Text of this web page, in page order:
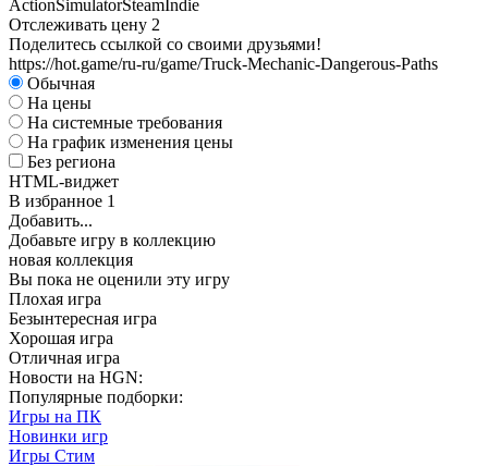
ActionSimulatorSteam Indie
Отслеживать цену 2
Поделитесь ссылкой со своими друзьями!
https://hot.game/ru-ru/game/Truck-Mechanic-Dangerous-Paths
Обычная
На цены
На системные требования
На график изменения цены
Без региона
HTML-виджет
В избранное 1
Добавить...
Добавьте игру в коллекцию
новая коллекция
Вы пока не оценили эту игру
Плохая игра
Безынтересная игра
Хорошая игра
Отличная игра
Новости на HGN:
Популярные подборки:
Игры на ПК
Новинки игр
Игры Стим